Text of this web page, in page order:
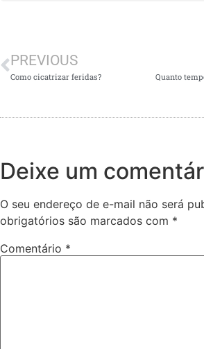
PREVIOUS
Como cicatrizar feridas?
Deixe um
O seu endereço de e-mail não será
obrigatórios são marcados com *
Comentário *